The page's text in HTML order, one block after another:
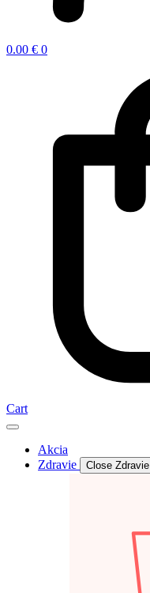
0.00 € 0
Cart
Akcia
Zdravie
Close Zdravie